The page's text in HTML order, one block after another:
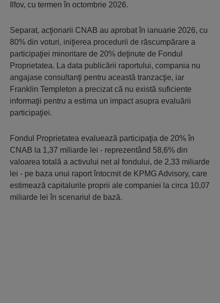
Ilfov, cu termen în octombrie 2026.
Separat, acţionarii CNAB au aprobat în ianuarie 2026, cu
80% din voturi, iniţierea procedurii de răscumpărare a
participaţiei minoritare de 20% deţinute de Fondul
Proprietatea. La data publicării raportului, compania nu
angajase consultanţi pentru această tranzacţie, iar
Franklin Templeton a precizat că nu există suficiente
informaţii pentru a estima un impact asupra evaluării
participaţiei.
Fondul Proprietatea evaluează participaţia de 20% în
CNAB la 1,37 miliarde lei - reprezentând 58,6% din
valoarea totală a activului net al fondului, de 2,33 miliarde
lei - pe baza unui raport întocmit de KPMG Advisory, care
estimează capitalurile proprii ale companiei la circa 10,07
miliarde lei în scenariul de bază.